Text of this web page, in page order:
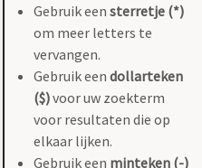
Gebruik een sterretje (*)
om meer letters te
vervangen.
Gebruik een dollarteken
($)voor uw zoekterm
voor resultaten die op
elkaar lijken.
Gebruik een minteken (-)